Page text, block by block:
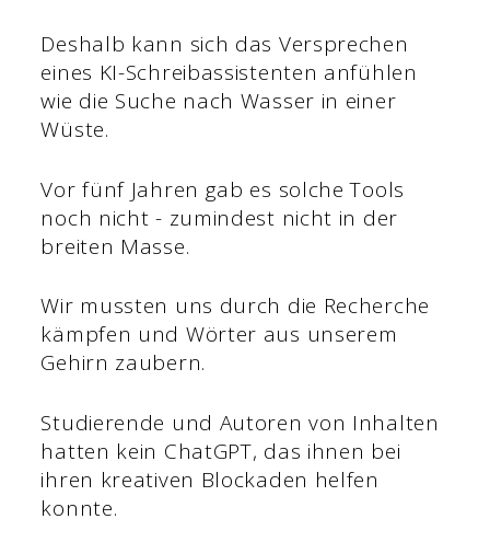
Deshalb kann sich das Versprechen
eines KI-Schreibassistenten anfühlen
wie die Suche nach Wasser in einer
Wüste.
Vor fünf Jahren gab es solche Tools
noch nicht - zumindest nicht in der
breiten Masse.
Wir mussten uns durch die Recherche
kämpfen und Wörter aus unserem
Gehirn zaubern.
Studierende und Autoren von Inhalten
hatten kein ChatGPT, das ihnen bei
ihren kreativen Blockaden helfen
konnte.